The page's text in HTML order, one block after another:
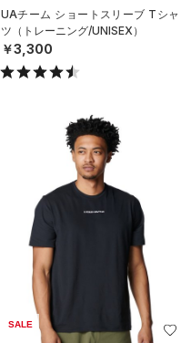
UAチーム ショートスリーブ Tシャ
ツ（トレーニング/UNISEX）
￥3,300
SALE